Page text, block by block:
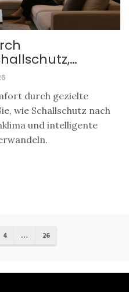
optimieren
durch gezielte
wie Schallschutz nach
und intelligente
4 … 26